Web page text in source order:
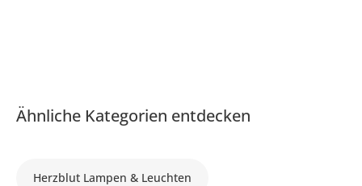
Ähnliche Kategorien entdecken
Herzblut Lampen & Leuchten